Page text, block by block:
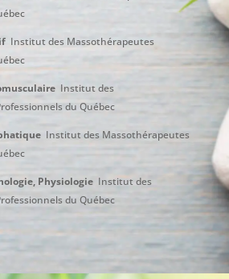
Institut des Massothérapeutes
Institut des
du Québec
Institut des Massothérapeutes
Physiologie Institut des
du Québec